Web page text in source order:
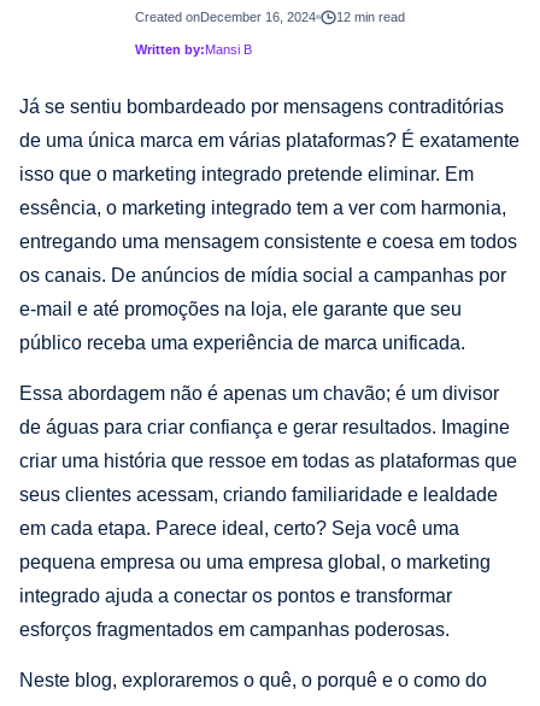
Created onDecember 16, 2024 12 min read
Written by:Mansi B
Já se sentiu bombardeado por mensagens contraditórias
de uma única marca em várias plataformas? É exatamente
isso que o marketing integrado pretende eliminar. Em
essência, o marketing integrado tem a ver com harmonia,
entregando uma mensagem consistente e coesa em todos
os canais. De anúncios de mídia social a campanhas por
e-mail e até promoções na loja, ele garante que seu
público receba uma experiência de marca unificada.
Essa abordagem não é apenas um chavão; é um divisor
de águas para criar confiança e gerar resultados. Imagine
criar uma história que ressoe em todas as plataformas que
seus clientes acessam, criando familiaridade e lealdade
em cada etapa. Parece ideal, certo? Seja você uma
pequena empresa ou uma empresa global, o marketing
integrado ajuda a conectar os pontos e transformar
esforços fragmentados em campanhas poderosas.
Neste blog, exploraremos o quê, o porquê e o como do